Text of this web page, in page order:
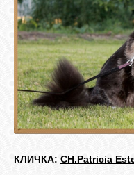
МАЛЬЧИКИ
НОВОСТИ
ВЫПУСКНИКИ
ПОЧИТАТЬ
КЛИЧКА: CH.Patricia